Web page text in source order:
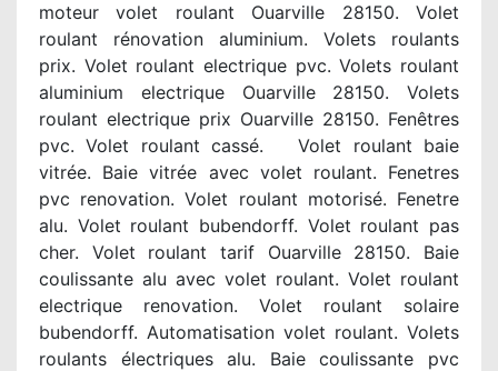
moteur volet roulant Ouarville 28150. Volet
roulant rénovation aluminium. Volets roulants
prix. Volet roulant electrique pvc. Volets roulant
aluminium electrique Ouarville 28150. Volets
roulant electrique prix Ouarville 28150. Fenêtres
pvc. Volet roulant cassé. Volet roulant baie
vitrée. Baie vitrée avec volet roulant. Fenetres
pvc renovation. Volet roulant motorisé. Fenetre
alu. Volet roulant bubendorff. Volet roulant pas
cher. Volet roulant tarif Ouarville 28150. Baie
coulissante alu avec volet roulant. Volet roulant
electrique renovation. Volet roulant solaire
bubendorff. Automatisation volet roulant. Volets
roulants électriques alu. Baie coulissante pvc